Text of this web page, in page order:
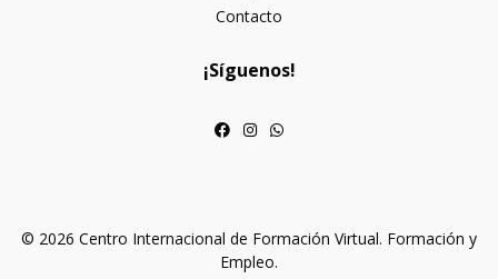
Contacto
¡Síguenos!
© 2026 Centro Internacional de Formación Virtual. Formación y
Empleo.